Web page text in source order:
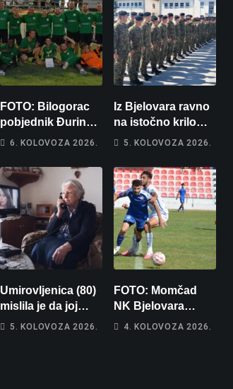
FOTO: Bilogorac
pobjednik Đurinog
memorijala
6. KOLOVOZA 2026.
Iz Bjelovara ravno
na istočno krilo
NATO-a: Evo kamo
vojnika i 6
vojnikinja
5. KOLOVOZA 2026.
Umirovljenica (80)
mislila je da joj
piše kći pa ostala
5. KOLOVOZA 2026.
FOTO: Momčad
NK Bjelovara
poprima jesenski
4. KOLOVOZA 2026.